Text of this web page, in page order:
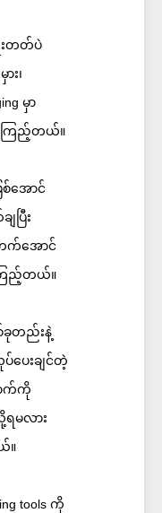
းတတ်ပဲ
း၊
မှာ
ကြည့်တယ်။
အောင်
ပြီး
တက်အောင်
ြည့်တယ်။
စ်ခုတည်းနဲ့
ေးချင်တဲ့
ာက်ကို
ရမလား
။
tools ကို